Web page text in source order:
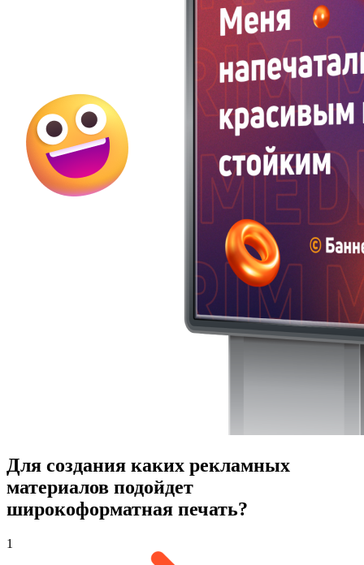
Для создания каких рекламных
материалов подойдет
широкоформатная печать?
1